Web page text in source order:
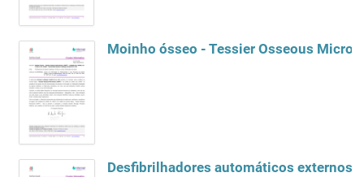
Desfibrilhadores automáticos externos